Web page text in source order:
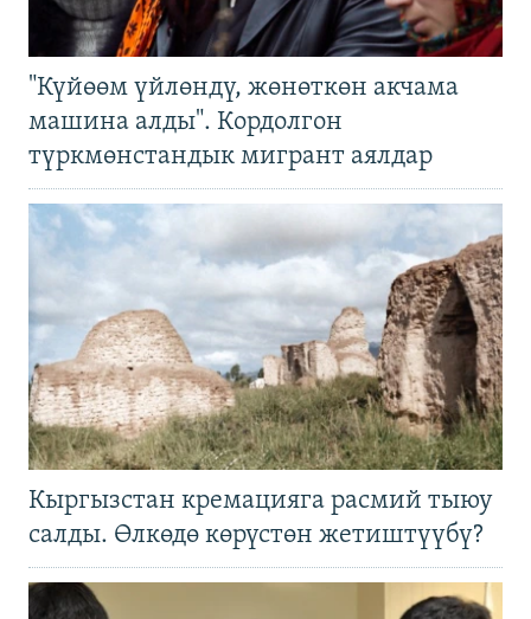
"Күйөөм үйлөндү, жөнөткөн акчама
машина алды". Кордолгон
түркмөнстандык мигрант аялдар
Кыргызстан кремацияга расмий тыюу
салды. Өлкөдө көрүстөн жетиштүүбү?